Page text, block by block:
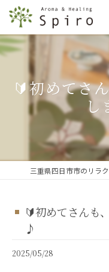
🔰初めてさ
し
🔰初めてさんも
♪
2025/05/28